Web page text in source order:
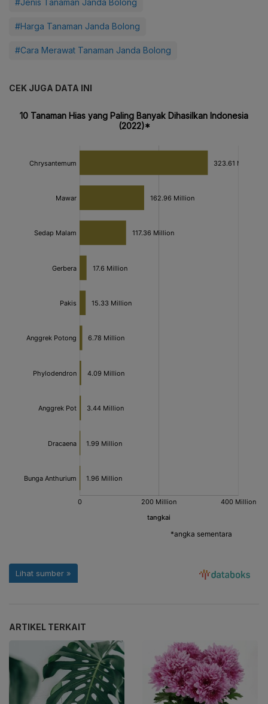
#Jenis Tanaman Janda Bolong
#Harga Tanaman Janda Bolong
#Cara Merawat Tanaman Janda Bolong
CEK JUGA DATA INI
ARTIKEL TERKAIT